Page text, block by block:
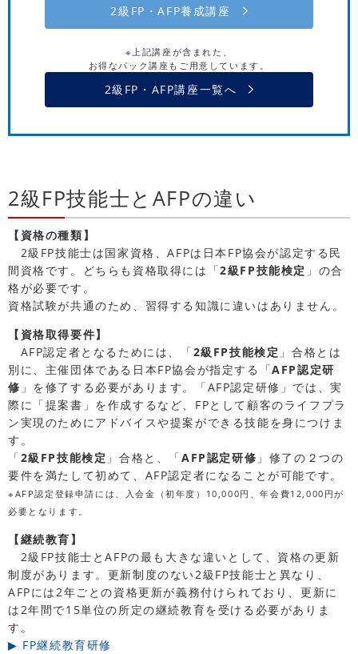
2級FP・AFP養成講座
※上記講座が含まれた、
お得なパック講座もご用意しています。
2級FP・AFP講座一覧へ
2級FP技能士とAFPの違い
【資格の種類】
2級FP技能士は国家資格、AFPは日本FP協会が認定する民
間資格です。どちらも資格取得には「2級FP技能検定 」の合
格が必要です。
資格試験が共通のため、習得する知識に違いはありません。
【資格取得要件】
AFP認定者となるためには、「2級FP技能検定 」合格とは
別に、主催団体である日本FP協会が指定する「AFP認定研
修 」を修了する必要があります。「AFP認定研修」では、実
際に「提案書」を作成するなど、FPとして顧客のライフプラ
ン実現のためにアドバイスや提案ができる技能を身につけま
す。
「2級FP技能検定 」合格と、「AFP認定研修 」修了の２つの
要件を満たして初めて、AFP認定者になることが可能です。
※AFP認定登録申請には、入会金（初年度）10,000円、年会費12,000円が
必要となります。
【継続教育】
2級FP技能士とAFPの最も大きな違いとして、資格の更新
制度があります。更新制度のない2級FP技能士と異なり、
AFPには2年ごとの資格更新が義務付けられており、更新に
は2年間で15単位の所定の継続教育を受ける必要がありま
す。
▶ FP継続教育研修